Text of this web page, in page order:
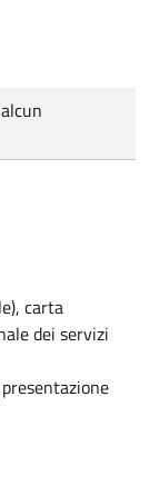
carta
dei servizi